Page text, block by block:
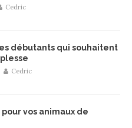
Cedric
débutants qui souhaitent
Cedric
vos animaux de